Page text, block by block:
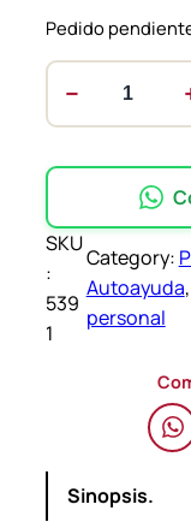
Pedido
e
n
i
r
s
e
b
–
−
SKU
:
539
1
Category:
Autoayuda,
personal
Sinopsis.